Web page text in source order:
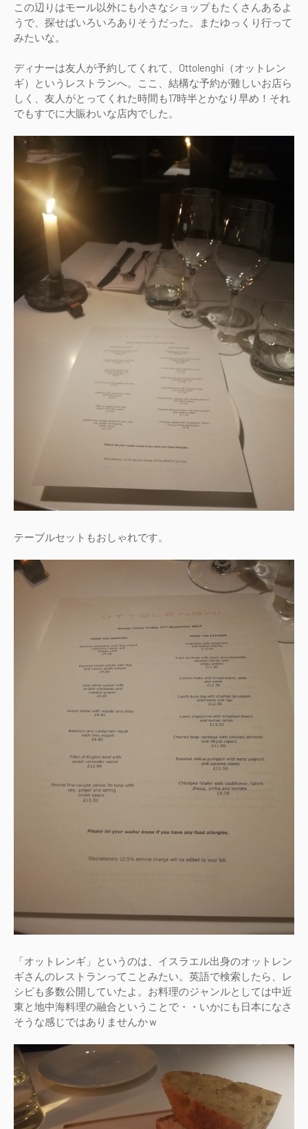
この辺りはモール以外にも小さなショップもたくさんあるよ
うで、探せばいろいろありそうだった。またゆっくり行って
みたいな。
ディナーは友人が予約してくれて、Ottolenghi（オットレン
ギ）というレストランへ。ここ、結構な予約が難しいお店ら
しく、友人がとってくれた時間も17時半とかなり早め！それ
でもすでに大賑わいな店内でした。
テーブルセットもおしゃれです。
「オットレンギ」というのは、イスラエル出身のオットレン
ギさんのレストランってことみたい。英語で検索したら、レ
シピも多数公開していたよ。お料理のジャンルとしては中近
東と地中海料理の融合ということで・・いかにも日本になさ
そうな感じではありませんかｗ